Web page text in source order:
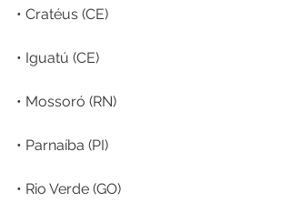
• Cratéus (CE)
• Iguatú (CE)
• Mossoró (RN)
• Parnaíba (PI)
• Rio Verde (GO)